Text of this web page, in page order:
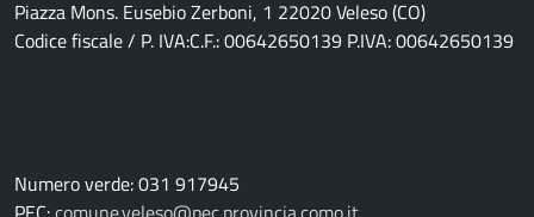
Piazza Mons. Eusebio Zerboni, 1 22020 Veleso (CO)
Codice fiscale / P. IVA:C.F.: 00642650139 P.IVA: 00642650139
Numero verde: 031 917945